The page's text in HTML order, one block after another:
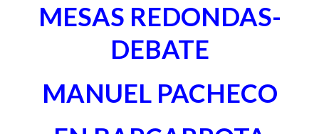
MESAS REDONDAS-
DEBATE
MANUEL PACHECO